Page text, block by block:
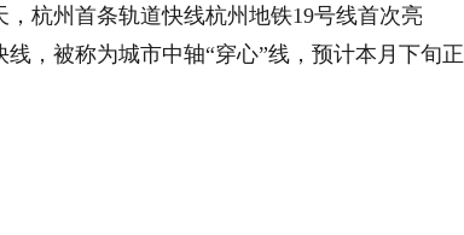
杭州首条轨道快线杭州地铁19号线首次亮
，被称为城市中轴“穿心”线，预计本月下旬正